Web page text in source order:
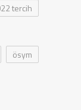
tercih
ösym